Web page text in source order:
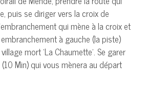
puis se diriger vers la croix de
qui mène à la croix et
à gauche (la piste)
mort ‘La Chaumette’. Se garer
Min) qui vous mènera au départ